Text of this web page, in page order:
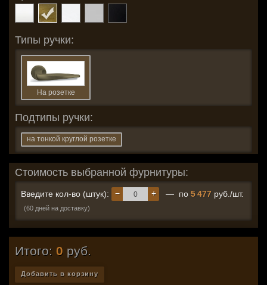
Типы ручки:
На розетке
Подтипы ручки:
на тонкой круглой розетке
Стоимость выбранной фурнитуры:
Введите кол-во (штук): +
− — по 5 477 руб./шт.
(60 дней на доставку)
Итого: 0 руб.
Добавить в корзину